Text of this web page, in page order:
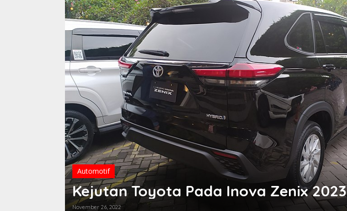
Automotif
Kejutan Toyota Pada Inova Zenix 2023
November 26, 2022